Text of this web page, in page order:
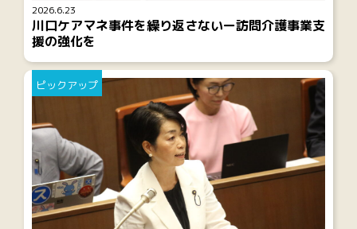
2026.6.23
川口ケアマネ事件を繰り返さないー訪問介護事業支
援の強化を
ピックアップ